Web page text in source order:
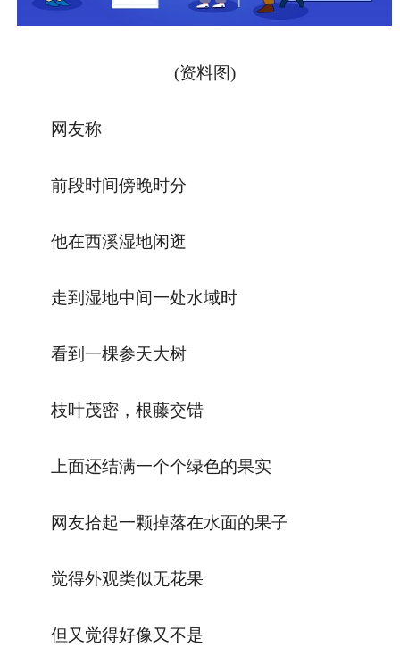
(资料图)
网友称
前段时间傍晚时分
他在西溪湿地闲逛
走到湿地中间一处水域时
看到一棵参天大树
枝叶茂密，根藤交错
上面还结满一个个绿色的果实
网友拾起一颗掉落在水面的果子
觉得外观类似无花果
但又觉得好像又不是